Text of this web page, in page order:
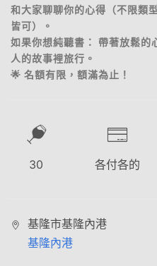
和大家聊聊你的心得（不限類
皆可）。
如果你想純聽書： 帶著放鬆的
人的故事裡旅行。
​🌟 名額有限，額滿為止！
30 各付各的
基隆市基隆內港
基隆內港